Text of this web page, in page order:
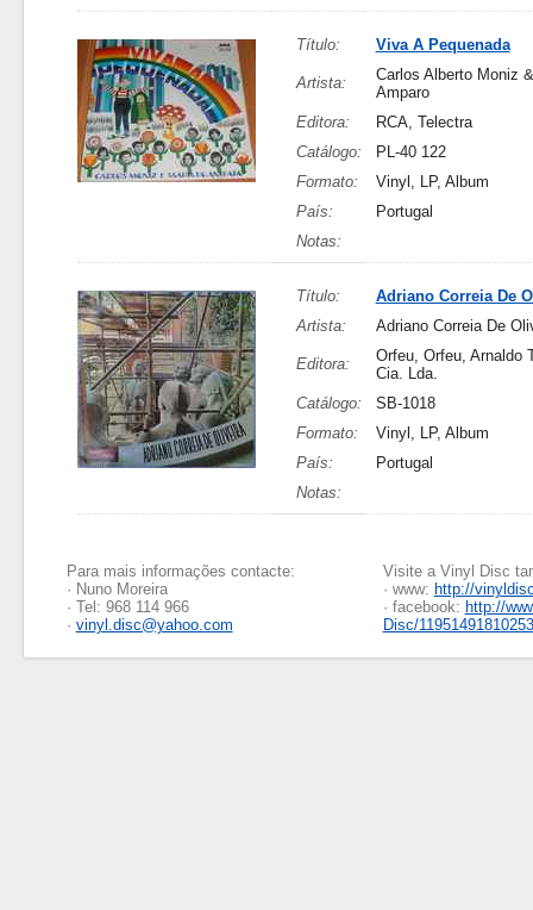
Título: Viva A Pequenada
Artista:
Carlos Alberto Moniz
Amparo
Editora:
RCA, Telectra
Catálogo:
PL-40 122
Formato:
Vinyl, LP, Album
País:
Portugal
Notas:
Título:
Adriano Correia De
Artista:
Adriano Correia De
Editora:
Orfeu, Orfeu, Arnaldo
Cia. Lda.
Catálogo:
SB-1018
Formato:
Vinyl, LP, Album
País:
Portugal
Notas:
Para mais informações contacte:
· Nuno Moreira
· Tel: 968 114 966
· vinyl.disc@yahoo.com
Visite a Vinyl Disc
· www: http://
· facebook: http://
Disc/